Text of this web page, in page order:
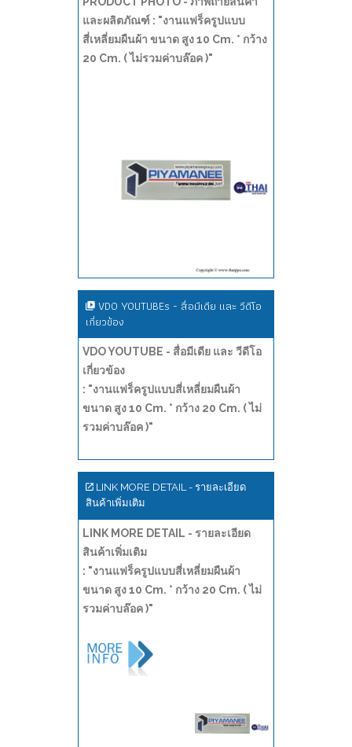
และผลิตภัณฑ์ : "งานแฟร็ครูปแบบ
สี่เหลี่ยมผืนผ้า ขนาด สูง 10 Cm. * กว้าง
20 Cm. ( ไม่รวมค่าบล๊อค )"
VDO YOUTUBEs - สื่อมีเดีย และ วีดีโอ
เกี่ยวข้อง
VDO YOUTUBE - สื่อมีเดีย และ วีดีโอ
เกี่ยวข้อง
: "งานแฟร็ครูปแบบสี่เหลี่ยมผืนผ้า
ขนาด สูง 10 Cm. * กว้าง 20 Cm. ( ไม่
รวมค่าบล๊อค )"
LINK MORE DETAIL - รายละเอียด
สินค้าเพิ่มเติม
LINK MORE DETAIL - รายละเอียด
สินค้าเพิ่มเติม
: "งานแฟร็ครูปแบบสี่เหลี่ยมผืนผ้า
ขนาด สูง 10 Cm. * กว้าง 20 Cm. ( ไม่
รวมค่าบล๊อค )"